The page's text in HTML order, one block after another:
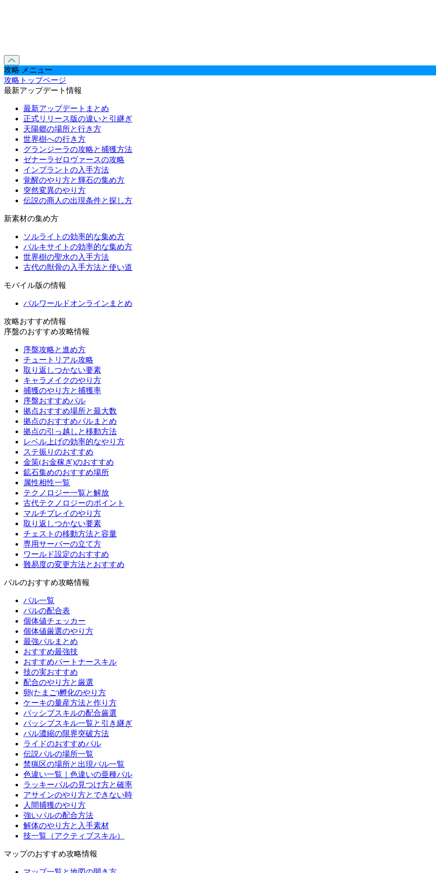
攻略 メニュー
攻略トップページ
最新アップデート情報
最新アップデートまとめ
正式リリース版の違いと引継ぎ
天陽郷の場所と行き方
世界樹への行き方
グランジーラの攻略と捕獲方法
ゼナーラゼロヴァースの攻略
インプラントの入手方法
覚醒のやり方と輝石の集め方
突然変異のやり方
伝説の商人の出現条件と探し方
新素材の集め方
ソルライトの効率的な集め方
パルキサイトの効率的な集め方
世界樹の聖水の入手方法
古代の獣骨の入手方法と使い道
モバイル版の情報
パルワールドオンラインまとめ
攻略おすすめ情報
序盤のおすすめ攻略情報
序盤攻略と進め方
チュートリアル攻略
取り返しつかない要素
キャラメイクのやり方
捕獲のやり方と捕獲率
序盤おすすめパル
拠点おすすめ場所と最大数
拠点のおすすめパルまとめ
拠点の引っ越しと移動方法
レベル上げの効率的なやり方
ステ振りのおすすめ
金策(お金稼ぎ)のおすすめ
鉱石集めのおすすめ場所
属性相性一覧
テクノロジー一覧と解放
古代テクノロジーのポイント
マルチプレイのやり方
取り返しつかない要素
チェストの移動方法と容量
専用サーバーの立て方
ワールド設定のおすすめ
難易度の変更方法とおすすめ
パルのおすすめ攻略情報
パル一覧
パルの配合表
個体値チェッカー
個体値厳選のやり方
最強パルまとめ
おすすめ最強技
おすすめパートナースキル
技の実おすすめ
配合のやり方と厳選
卵(たまご)孵化のやり方
ケーキの量産方法と作り方
パッシブスキルの配合厳選
パッシブスキル一覧と引き継ぎ
パル濃縮の限界突破方法
ライドのおすすめパル
伝説パルの場所一覧
禁猟区の場所と出現パル一覧
色違い一覧｜色違いの亜種パル
ラッキーパルの見つけ方と確率
アサインのやり方とできない時
人間捕獲のやり方
強いパルの配合方法
解体のやり方と入手素材
技一覧（アクティブスキル）
マップのおすすめ攻略情報